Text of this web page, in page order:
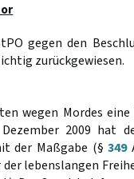
gegen den
zurückgewiesen.
wegen Mordes eine
2009 hat
der Maßgabe (§349
der lebenslangen